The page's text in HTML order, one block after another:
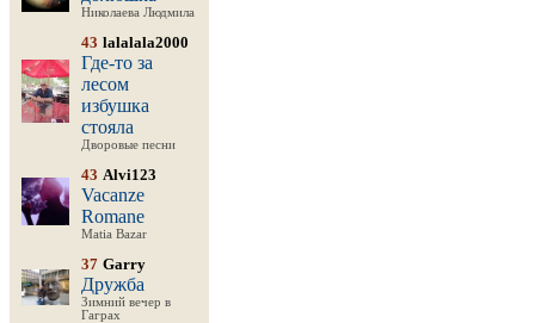
Николаева Людмила
43 lalalala2000
Где-то за
лесом
избушка
стояла
Дворовые песни
43 Alvi123
Vacanze
Romane
Matia Bazar
37 Garry
Дружба
Зимний вечер в
Гаграх